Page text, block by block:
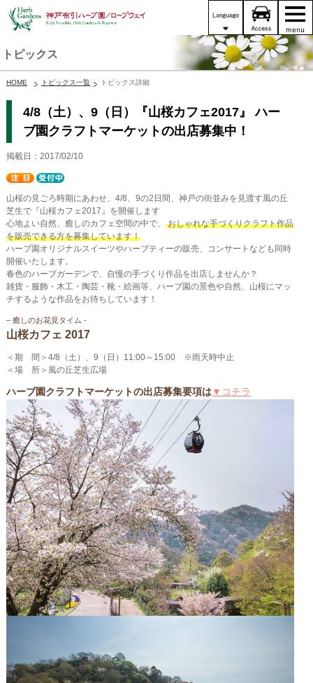
トピックス
HOME トピックス一覧 トピックス詳細
4/8（土）、9（日）『山桜カフェ2017』 ハー
ブ園クラフトマーケットの出店募集中！
掲載日：2017/02/10
山桜の見ごろ時期にあわせ、4/8、9の2日間、神戸の街並みを見渡す風の丘
芝生で『山桜カフェ2017』を開催します
心地よい自然、癒しのカフェ空間の中で、 おしゃれな手づくりクラフト作品
を販売できる方を募集しています！
ハーブ園オリジナルスイーツやハーブティーの販売、コンサートなども同時
開催いたします。
春色のハーブガーデンで、自慢の手づくり作品を出店しませんか？
雑貨・服飾・木工・陶芸・靴・絵画等、ハーブ園の景色や自然、山桜にマッ
チするような作品をお待ちしています！
– 癒しのお花見タイム ‐
山桜カフェ 2017
＜期 間＞4/8（土）、9（日）11:00～15:00 ※雨天時中止
＜場 所＞風の丘芝生広場
ハーブ園クラフトマーケットの出店募集要項は▼コチラ